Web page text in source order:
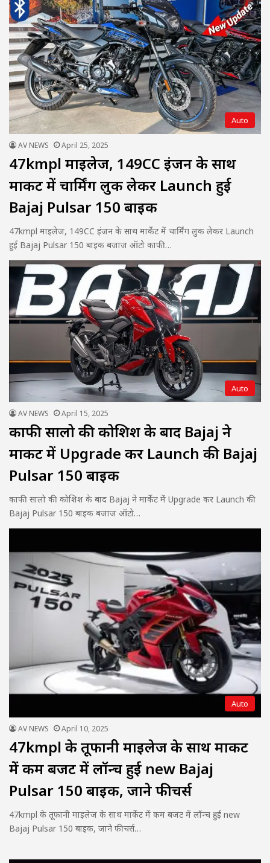
Auto
AV NEWS April 25, 2025
47kmpl माइलेज, 149CC इंजन के साथ
मार्केट में चार्मिंग लुक लेकर Launch हुई
Bajaj Pulsar 150 बाइक
47kmpl माइलेज, 149CC इंजन के साथ मार्केट में चार्मिंग लुक लेकर Launch
हुई Bajaj Pulsar 150 बाइक बजाज ऑटो काफी…
Auto
AV NEWS April 15, 2025
काफी सालो की कोशिश के बाद Bajaj ने
मार्केट में Upgrade कर Launch की Bajaj
Pulsar 150 बाइक
काफी सालो की कोशिश के बाद Bajaj ने मार्केट में Upgrade कर Launch की
Bajaj Pulsar 150 बाइक बजाज ऑटो…
Auto
AV NEWS April 10, 2025
47kmpl के तूफानी माइलेज के साथ मार्केट
में कम बजट में लॉन्च हुई new Bajaj
Pulsar 150 बाइक, जाने फीचर्स
47kmpl के तूफानी माइलेज के साथ मार्केट में कम बजट में लॉन्च हुई new
Bajaj Pulsar 150 बाइक, जाने फीचर्स…